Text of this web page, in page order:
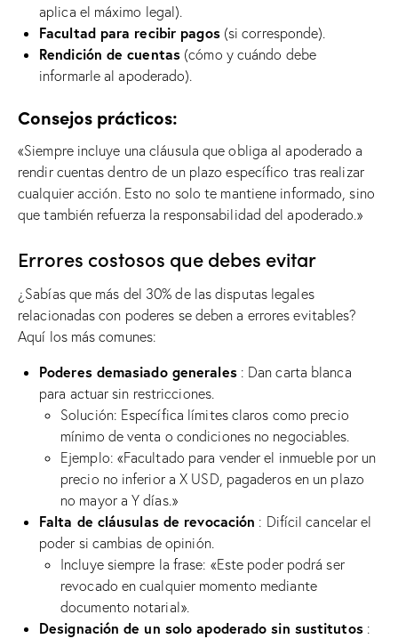
aplica el máximo legal).
Facultad para recibir pagos(si corresponde).
Rendición de cuentas (cómo y cuándo debe
informarle al apoderado).
Consejos prácticos:
«Siempre incluye una cláusula que obliga al apoderado a
rendir cuentas dentro de un plazo específico tras realizar
cualquier acción. Esto no solo te mantiene informado, sino
que también refuerza la responsabilidad del apoderado.»
Errores costosos que debes evitar
¿Sabías que más del 30% de las disputas legales
relacionadas con poderes se deben a errores evitables?
Aquí los más comunes:
Poderes demasiado generales: Dan carta blanca
para actuar sin restricciones.
Solución: Específica límites claros como precio
mínimo de venta o condiciones no negociables.
Ejemplo: «Facultado para vender el inmueble por un
precio no inferior a X USD, pagaderos en un plazo
no mayor a Y días.»
Falta de cláusulas de revocación : Difícil cancelar el
poder si cambias de opinión.
Incluye siempre la frase: «Este poder podrá ser
revocado en cualquier momento mediante
documento notarial».
Designación de un solo apoderado sin sustitutos: